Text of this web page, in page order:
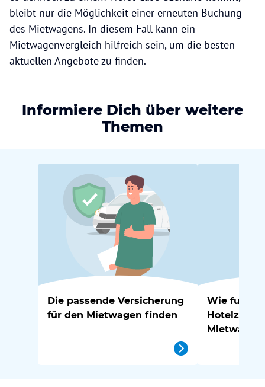
bleibt nur die Möglichkeit einer erneuten Buchung
des Mietwagens. In diesem Fall kann ein
Mietwagenvergleich hilfreich sein, um die besten
aktuellen Angebote zu finden.
Informiere Dich über weitere
Themen
Die passende Versicherung
für den Mietwagen finden
Wie